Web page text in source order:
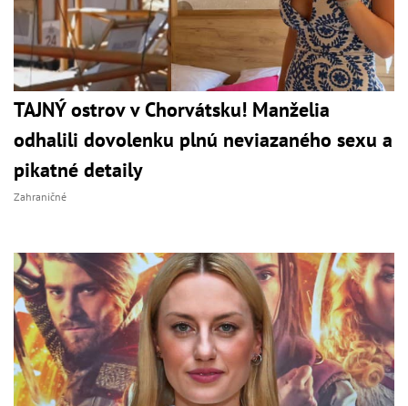
TAJNÝ ostrov v Chorvátsku! Manželia
odhalili dovolenku plnú neviazaného sexu a
pikatné detaily
Zahraničné